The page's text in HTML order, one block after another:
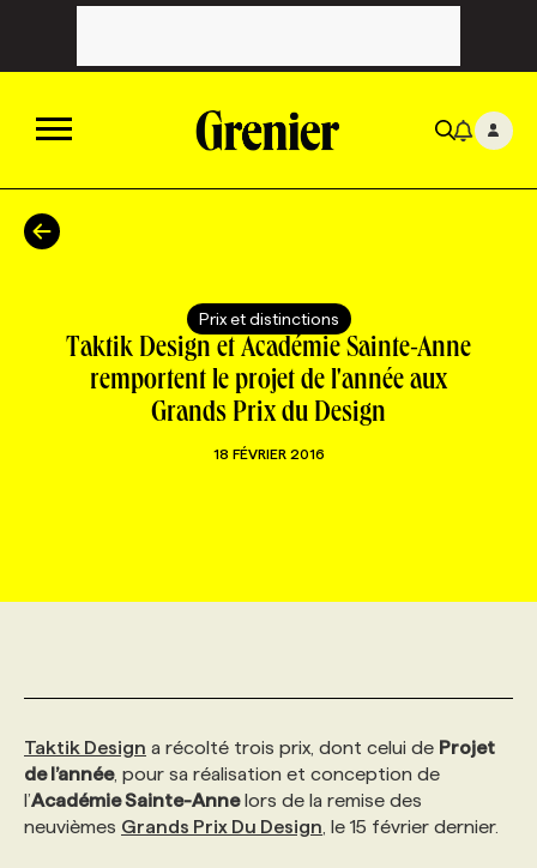
ACTUALITÉS
CATÉGORIES
TOUTES LES CATÉGORIES
CAMPAGNES ET CRÉATIVITÉ
NOUVEAUX MANDATS
INITIATIVES NUMÉRIQUES
PRIX ET DISTINCTIONS
CHRONIQUES
TOUTES LES CHRONIQUES
MARKETING ET COMMUNICATION
MARKETING DURABLE
GEO/SEO
FORFAITS ABONNEMENT
VOIR TOUTES LES PARUTIONS
INFOLETTRES
INFOLETTRE EN BREF
BULLETIN RECRUTEMENT
ANNONCEZ AVEC NOUS
AFFICHEZ UN POSTE / TARIFS
PROFIL ENTREPRISE
FAQ
CANDIDAT
PROFIL CANDIDAT
NOS CONFÉRENCES
ANNONCEZ AVEC NOUS
FORMATIONS
NOS PARCOURS DE FORMATIONS
FORMATIONS PERSONNALISÉES
SERVICE DE CHASSE DE TÊTE
NOS TARIFS
Prix et distinctions
Taktik Design et Académie Sainte-Anne
remportent le projet de l'année aux
Grands Prix du Design
18 FÉVRIER 2016
Taktik Design a récolté trois prix, dont celui de Projet
de l’année, pour sa réalisation et conception de
l’Académie Sainte-Annelors de la remise des
neuvièmes Grands Prix Du Design , le 15 février dernier.